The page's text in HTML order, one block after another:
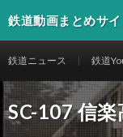
鉄道動画まとめサイ
鉄道ニュース 鉄道
SC-107 信